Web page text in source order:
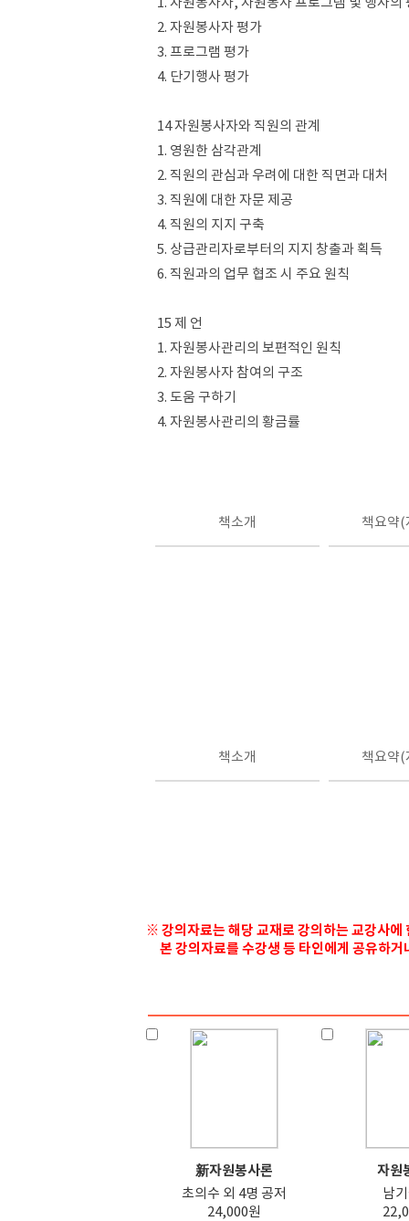
2. 자원봉사자 평가
3. 프로그램 평가
4. 단기행사 평가
14 자원봉사자와 직원의 관계
1. 영원한 삼각관계
2. 직원의 관심과 우려에 대한 직면과 대처
3. 직원에 대한 자문 제공
4. 직원의 지지 구축
5. 상급관리자로부터의 지지 창출과 획득
6. 직원과의 업무 협조 시 주요 원칙
15 제 언
1. 자원봉사관리의 보편적인 원칙
2. 자원봉사자 참여의 구조
3. 도움 구하기
4. 자원봉사관리의 황금률
책소개 책요약(
책소개 책요약(
※ 강의자료는 해당 교재로 강의하는 교강사에
본 강의자료를 수강생 등 타인에게 공유하
新자원봉사론
초의수 외 4명 공저
24,000원
자원
남